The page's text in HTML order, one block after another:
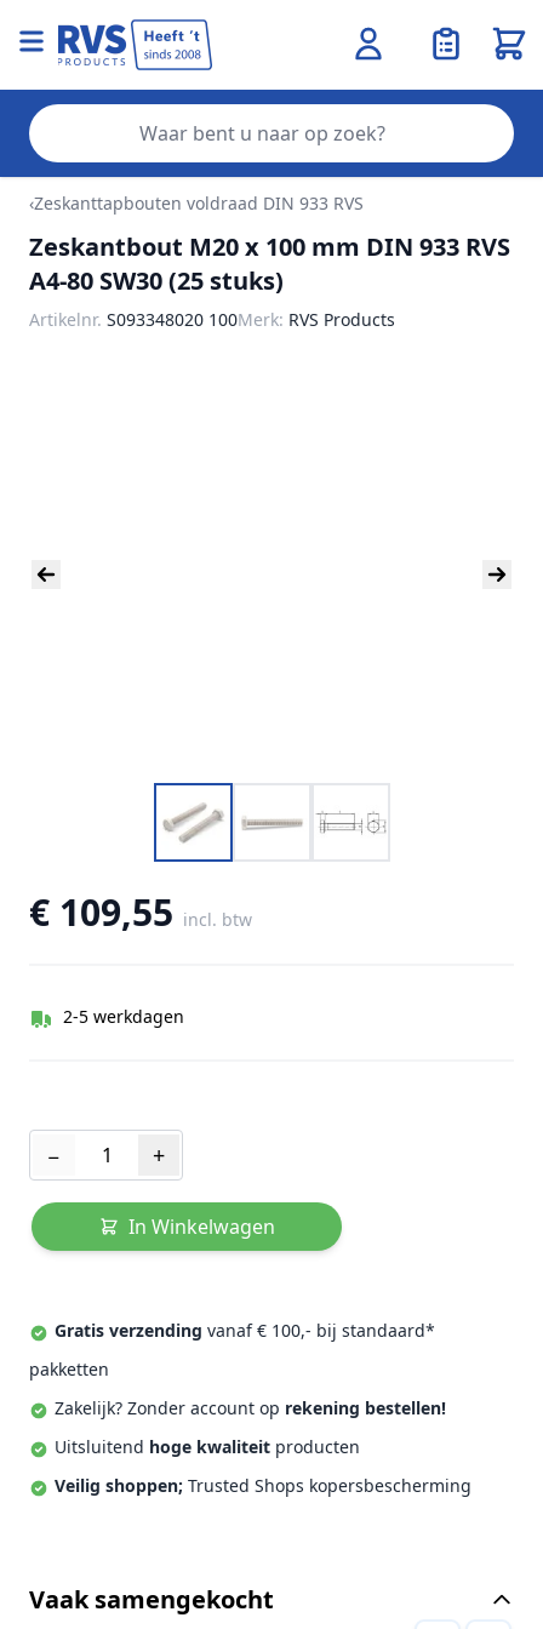
Ga naar de inhoud
‹Zeskanttapbouten voldraad DIN 933 RVS
Zeskantbout M20 x 100 mm DIN 933 RVS
A4-80 SW30 (25 stuks)
Artikelnr. S093348020 100Merk: RVS Products
€ 109,55 incl. btw
2-5 werkdagen
− +
In Winkelwagen
Gratis verzending vanaf € 100,- bij standaard*
pakketten
Zakelijk? Zonder account op rekening bestellen!
Uitsluitend hoge kwaliteit producten
Veilig shoppen; Trusted Shops kopersbescherming
Vaak samengekocht